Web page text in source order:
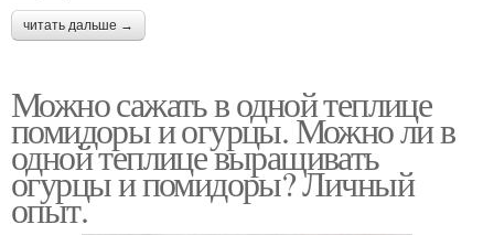
читать дальше →
Можно сажать в одной теплице
помидоры и огурцы. Можно ли в
одной теплице выращивать
огурцы и помидоры? Личный
опыт.